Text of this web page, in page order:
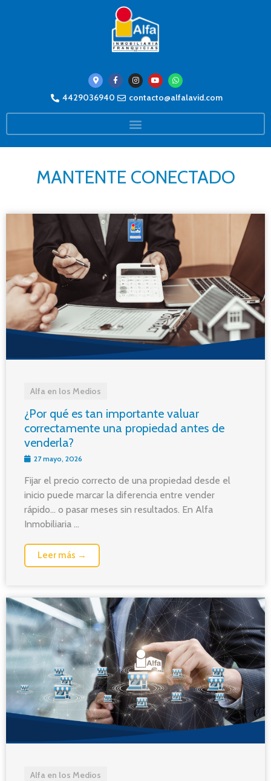
4429036940 contacto@alfalavid.com
MANTENTE CONECTADO
Alfa en los Medios
¿Por qué es tan importante valuar
correctamente una propiedad antes de
venderla?
27 mayo, 2026
Fijar el precio correcto de una propiedad desde el
inicio puede marcar la diferencia entre vender
rápido… o pasar meses sin resultados. En Alfa
Inmobiliaria ...
Leer más →
Alfa en los Medios